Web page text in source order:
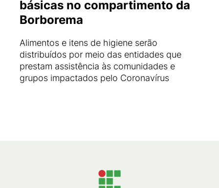
básicas no compartimento da
Borborema
Alimentos e itens de higiene serão
distribuídos por meio das entidades que
prestam assistência às comunidades e
grupos impactados pelo Coronavírus